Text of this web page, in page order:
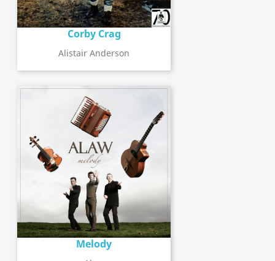
Corby Crag
Alistair Anderson
Melody